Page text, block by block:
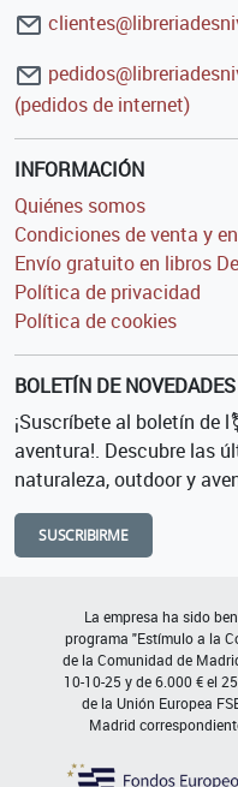
(pedidos de internet)
INFORMACIÓN
Quiénes somos
Condiciones de venta y
Envío gratuito en libros
Política de privacidad
Política de cookies
BOLETÍN DE NOVEDADES
¡Suscríbete al boletín de
aventura!. Descubre las
naturaleza, outdoor y
SUSCRIBIRME
La empresa ha sido
programa "Estímulo a la
de la Comunidad de
10-10-25 y de 6.000 € el
de la Unión Europea
Madrid